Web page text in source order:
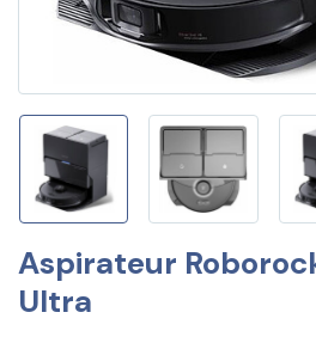
Aspirateur
Ultra